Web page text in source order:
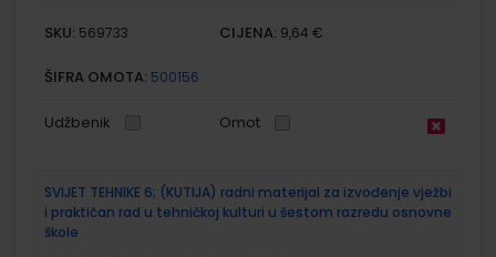
SKU: 569733 CIJENA: 9,64 €
ŠIFRA OMOTA: 500156
Udžbenik Omot
SVIJET TEHNIKE 6; (KUTIJA) radni materijal za izvođenje vježbi
i praktičan rad u tehničkoj kulturi u šestom razredu osnovne
škole